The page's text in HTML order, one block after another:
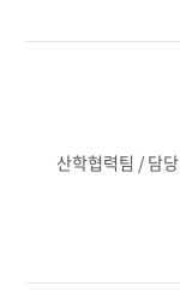
산학협력팀 / 담당